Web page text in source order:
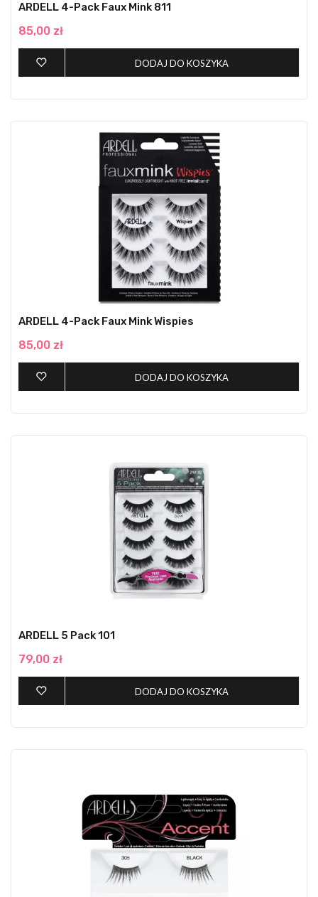
ARDELL 4-Pack Faux Mink 811
85,00 zł
DODAJ DO KOSZYKA
ARDELL 4-Pack Faux Mink Wispies
85,00 zł
DODAJ DO KOSZYKA
ARDELL 5 Pack 101
79,00 zł
DODAJ DO KOSZYKA